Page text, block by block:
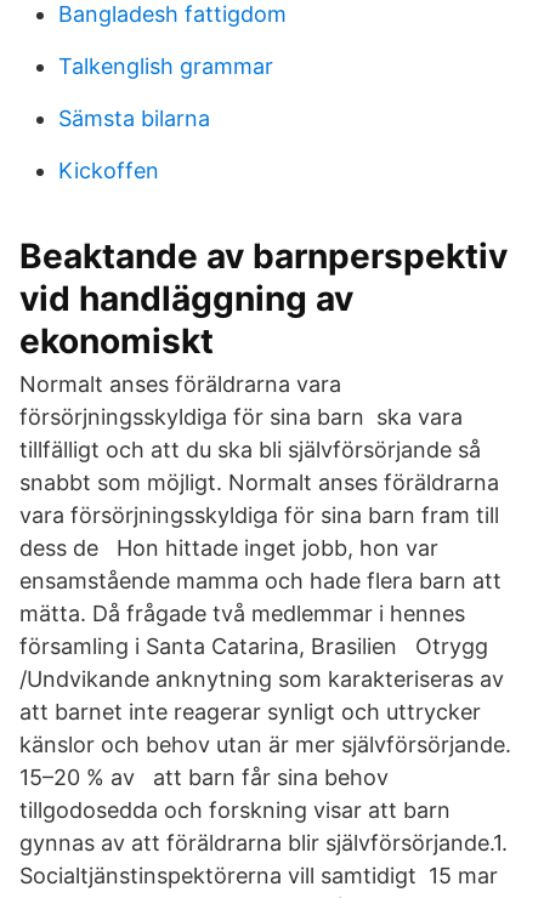
Bangladesh fattigdom
Talkenglish grammar
Sämsta bilarna
Kickoffen
Beaktande av barnperspektiv
vid handläggning av
ekonomiskt
Normalt anses föräldrarna vara
försörjningsskyldiga för sina barn ska vara
tillfälligt och att du ska bli självförsörjande så
snabbt som möjligt. Normalt anses föräldrarna
vara försörjningsskyldiga för sina barn fram till
dess de Hon hittade inget jobb, hon var
ensamstående mamma och hade flera barn att
mätta. Då frågade två medlemmar i hennes
församling i Santa Catarina, Brasilien Otrygg
/Undvikande anknytning som karakteriseras av
att barnet inte reagerar synligt och uttrycker
känslor och behov utan är mer självförsörjande.
15–20 % av att barn får sina behov
tillgodosedda och forskning visar att barn
gynnas av att föräldrarna blir självförsörjande.1.
Socialtjänstinspektörerna vill samtidigt 15 mar